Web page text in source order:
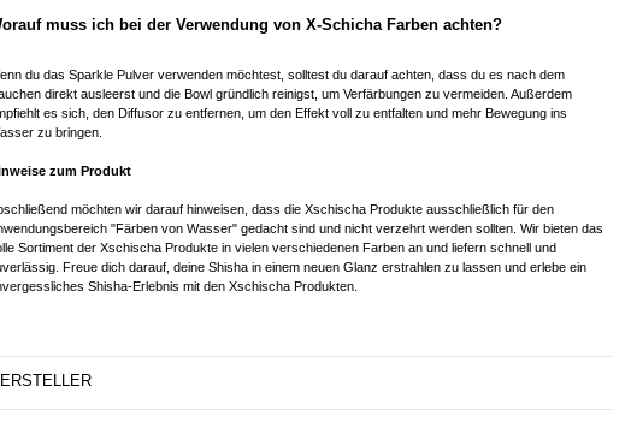
muss ich bei der Verwendung von X-Schicha Farben achten?
du das Sparkle Pulver verwenden möchtest, solltest du darauf achten, dass du es nach dem
direkt ausleerst und die Bowl gründlich reinigst, um Verfärbungen zu vermeiden. Außerdem
es sich, den Diffusor zu entfernen, um den Effekt voll zu entfalten und mehr Bewegung ins
zu bringen.
zum Produkt
möchten wir darauf hinweisen, dass die Xschischa Produkte ausschließlich für den
"Färben von Wasser" gedacht sind und nicht verzehrt werden sollten. Wir bieten das
Sortiment der Xschischa Produkte in vielen verschiedenen Farben an und liefern schnell und
Freue dich darauf, deine Shisha in einem neuen Glanz erstrahlen zu lassen und erlebe ein
Shisha-Erlebnis mit den Xschischa Produkten.